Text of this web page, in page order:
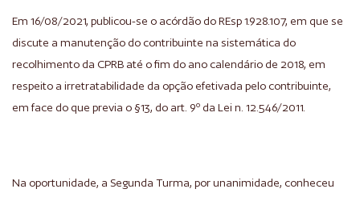
Em 16/08/2021, publicou-se o acórdão do REsp 1.928.107, em que se
discute a manutenção do contribuinte na sistemática do
recolhimento da CPRB até o fim do ano calendário de 2018, em
respeito a irretratabilidade da opção efetivada pelo contribuinte,
em face do que previa o §13, do art. 9º da Lei n. 12.546/2011.
Na oportunidade, a Segunda Turma, por unanimidade, conheceu